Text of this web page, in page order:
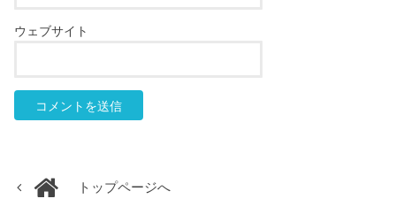
ウェブサイト
トップページへ